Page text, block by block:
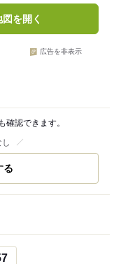
を開く
広告を非表示
確認できます。
る